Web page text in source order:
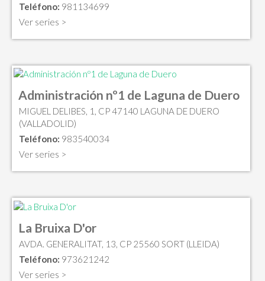
Teléfono: 981134699
Ver series >
Administración nº1 de Laguna de Duero
MIGUEL DELIBES, 1, CP 47140 LAGUNA DE DUERO
(VALLADOLID)
Teléfono: 983540034
Ver series >
La Bruixa D'or
AVDA. GENERALITAT, 13, CP 25560 SORT (LLEIDA)
Teléfono: 973621242
Ver series >